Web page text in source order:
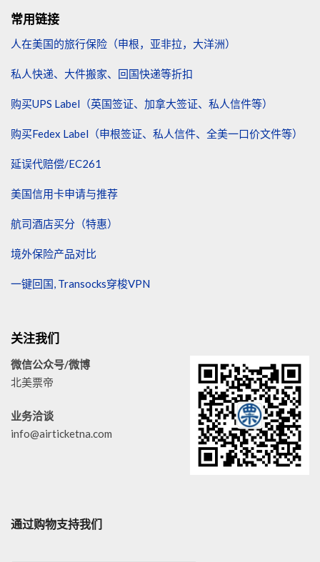
常用链接
人在美国的旅行保险（申根，亚非拉，大洋洲）
私人快递、大件搬家、回国快递等折扣
购买UPS Label（英国签证、加拿大签证、私人信件等）
购买Fedex Label（申根签证、私人信件、全美一口价文件等）
延误代赔偿/EC261
美国信用卡申请与推荐
航司酒店买分（特惠）
境外保险产品对比
一键回国, Transocks穿梭VPN
关注我们
微信公众号/微博
北美票帝
业务洽谈
info@airticketna.com
通过购物支持我们